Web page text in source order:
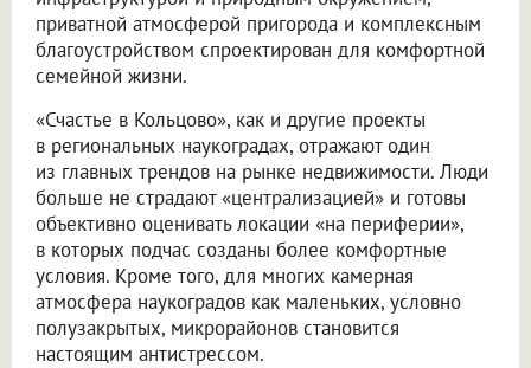
приватной атмосферой пригорода и комплексным
благоустройством спроектирован для комфортной
семейной жизни.
«Счастье в Кольцово», как и другие проекты
в региональных наукоградах, отражают один
из главных трендов на рынке недвижимости. Люди
больше не страдают «централизацией» и готовы
объективно оценивать локации «на периферии»,
в которых подчас созданы более комфортные
условия. Кроме того, для многих камерная
атмосфера наукоградов как маленьких, условно
полузакрытых, микрорайонов становится
настоящим антистрессом.